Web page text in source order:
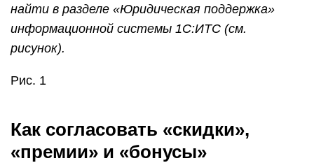
найти в разделе «Юридическая поддержка»
информационной системы 1С:ИТС (см.
рисунок).
Рис. 1
Как согласовать «скидки»,
«премии» и «бонусы»